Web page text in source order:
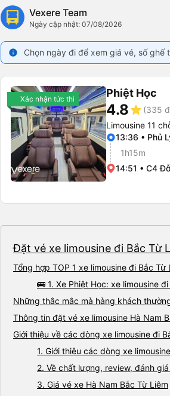
Vexere Team
Ngày cập nhật: 07/08/2026
info Chọn ngày đi để xem giá vé, số
Xác nhận tức thì Phiệt Học
4.8star (335
Limousine 11
13:36 • Phủ
1h15m
14:51 • C4
Đặt vé xe limousine đi Bắc Từ
Tổng hợp TOP 1 xe limousine đi Bắc
🚌 1. Xe Phiệt Học: xe limousine
Những thắc mắc mà hàng khách
Thông tin đặt vé xe limousine Hà Nam
Giới thiệu về các dòng xe limousine đi
1. Giới thiệu các dòng xe
2. Về chất lượng, review, đánh
3. Giá vé xe Hà Nam Bắc Từ Liêm